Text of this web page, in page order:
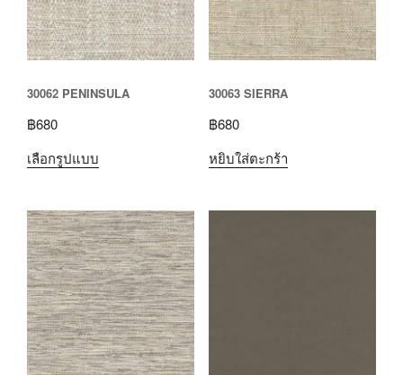
30062 PENINSULA
฿680
เลือกรูปแบบ
30063 SIERRA
฿680
หยิบใส่ตะกร้า